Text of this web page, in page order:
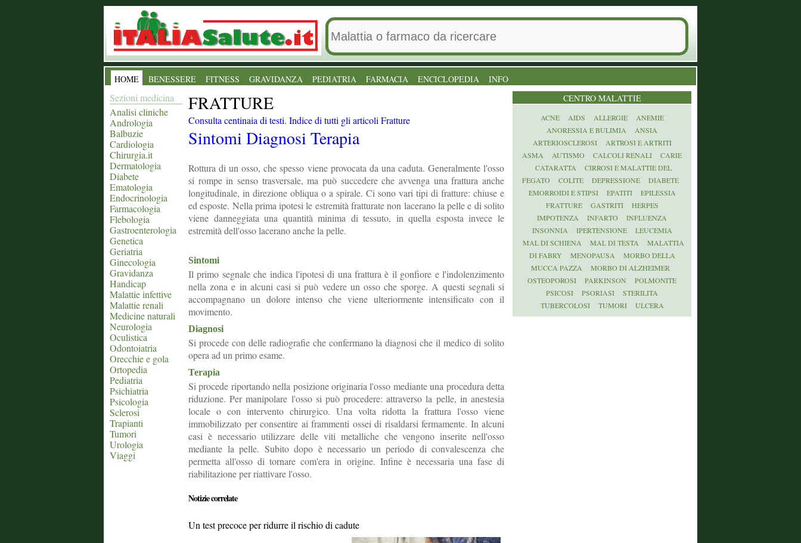
HOME BENESSERE FITNESS GRAVIDANZA PEDIATRIA FARMACIA ENCICLOPEDIA INFO
Sezioni medicina
Analisi cliniche
Andrologia
Balbuzie
Cardiologia
Chirurgia.it
Dermatologia
Diabete
Ematologia
Endocrinologia
Farmacologia
Flebologia
Gastroenterologia
Genetica
Geriatria
Ginecologia
Gravidanza
Handicap
Malattie infettive
Malattie renali
Medicine naturali
Neurologia
Oculistica
Odontoiatria
Orecchie e gola
Ortopedia
Pediatria
Psichiatria
Psicologia
Sclerosi
Trapianti
Tumori
Urologia
Viaggi
FRATTURE
Consulta centinaia di testi. Indice di tutti gli articoli Fratture
Sintomi Diagnosi Terapia
Rottura di un osso, che spesso viene provocata da una caduta. Generalmente l'osso
si rompe in senso trasversale, ma può succedere che avvenga una frattura anche
longitudinale, in direzione obliqua o a spirale. Ci sono vari tipi di fratture: chiuse e
ed esposte. Nella prima ipotesi le estremità fratturate non lacerano la pelle e di solito
viene danneggiata una quantità minima di tessuto, in quella esposta invece le
estremità dell'osso lacerano anche la pelle.
Sintomi
Il primo segnale che indica l'ipotesi di una frattura è il gonfiore e l'indolenzimento
nella zona e in alcuni casi si può vedere un osso che sporge. A questi segnali si
accompagnano un dolore intenso che viene ulteriormente intensificato con il
movimento.
Diagnosi
Si procede con delle radiografie che confermano la diagnosi che il medico di solito
opera ad un primo esame.
Terapia
Si procede riportando nella posizione originaria l'osso mediante una procedura detta
riduzione. Per manipolare l'osso si può procedere: attraverso la pelle, in anestesia
locale o con intervento chirurgico. Una volta ridotta la frattura l'osso viene
immobilizzato per consentire ai frammenti ossei di risaldarsi fermamente. In alcuni
casi è necessario utilizzare delle viti metalliche che vengono inserite nell'osso
mediante la pelle. Subito dopo è necessario un periodo di convalescenza che
permetta all'osso di tornare com'era in origine. Infine è necessaria una fase di
riabilitazione per riattivare l'osso.
Notizie correlate
Un test precoce per ridurre il rischio di cadute
CENTRO MALATTIE
ACNE AIDS ALLERGIE
ANEMIE
ANORESSIA E BULIMIA
ANSIA
ARTERIOSCLEROSI
ARTROSI E ARTRITI
ASMA
AUTISMO CALCOLI RENALI
CARIE
CATARATTA
CIRROSI E MALATTIE DEL
FEGATO
COLITE DEPRESSIONE
DIABETE
EMORROIDI E STIPSI
EPATITI
EPILESSIA
FRATTURE
GASTRITI
HERPES
IMPOTENZA
INFARTO
INFLUENZA
INSONNIA
IPERTENSIONE
LEUCEMIA
MAL DI SCHIENA
MAL DI TESTA
MALATTIA
DI FABRY
MENOPAUSA
MORBO DELLA
MUCCA PAZZA
MORBO DI ALZHEIMER
OSTEOPOROSI
PARKINSON
POLMONITE
PSICOSI
PSORIASI
STERILITA
TUBERCOLOSI
TUMORI ULCERA